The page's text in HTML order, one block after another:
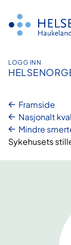
innhald
LOGG INN
Framside
Nasjonalt
Mindre
Sykehusets